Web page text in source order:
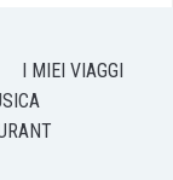
I MIEI VIAGGI